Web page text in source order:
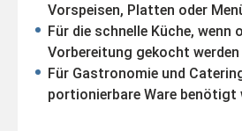
Vorspeisen, Platten oder
Für die schnelle Küche, wenn
Vorbereitung gekocht
Für Gastronomie und
portionierbare Ware benötigt